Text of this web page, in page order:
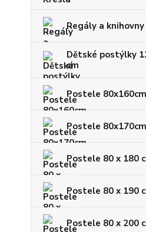
Regály a knihovny
Dětské postýlky
cm
Postele 80x160cm
Postele 80x170cm
Postele 80 x 180
Postele 80 x 190
Postele 80 x 200